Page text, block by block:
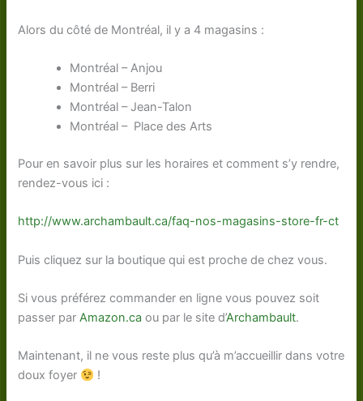
Alors du côté de Montréal, il y a 4 magasins :
Montréal – Anjou
Montréal – Berri
Montréal – Jean-Talon
Montréal – Place des Arts
Pour en savoir plus sur les horaires et comment s’y rendre,
rendez-vous ici :
http://www.archambault.ca/faq-nos-magasins-store-fr-ct
Puis cliquez sur la boutique qui est proche de chez vous.
Si vous préférez commander en ligne vous pouvez soit
passer parAmazon.ca ou par le site d’Archambault.
Maintenant, il ne vous reste plus qu’à m’accueillir dans votre
doux foyer
!